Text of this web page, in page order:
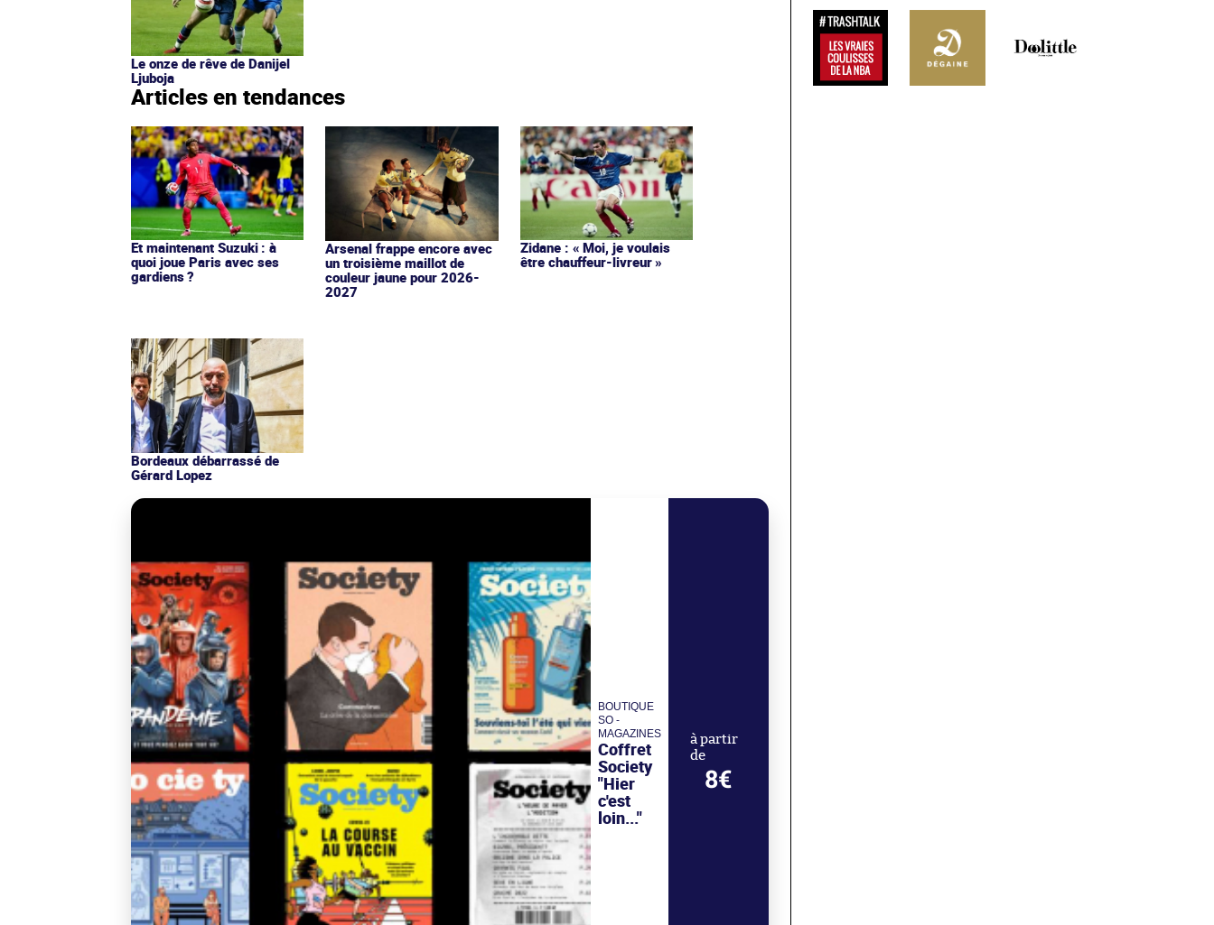
Le onze de rêve de Danijel
Ljuboja
Articles en tendances
Et maintenant Suzuki : à
quoi joue Paris avec ses
gardiens ?
Arsenal frappe encore avec
un troisième maillot de
couleur jaune pour 2026-
2027
Zidane : « Moi, je voulais
être chauffeur-livreur »
Bordeaux débarrassé de
Gérard Lopez
BOUTIQUE
SO -
MAGAZINES
Coffret
Society
"Hier
c'est
loin..."
à partir
de
8€